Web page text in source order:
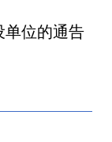
单位的通告